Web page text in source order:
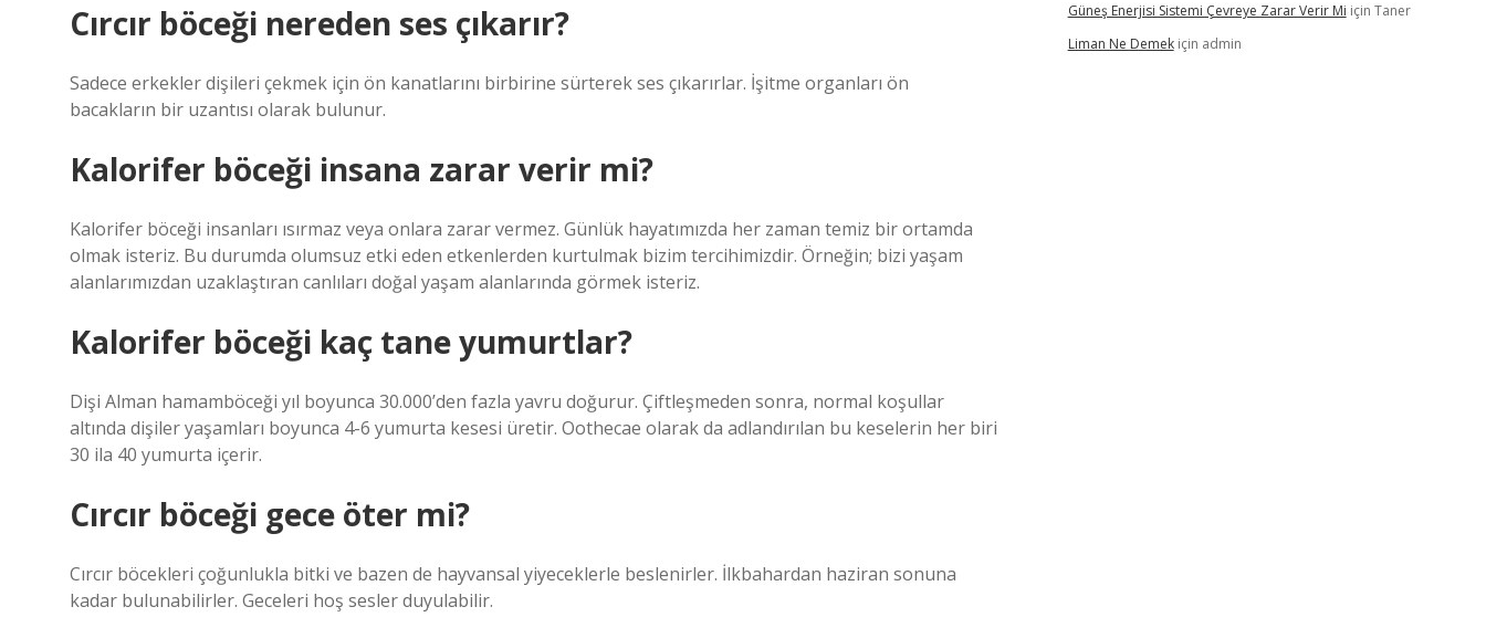
Cırcır böceği nereden ses çıkarır?
Sadece erkekler dişileri çekmek için ön kanatlarını birbirine sürterek ses çıkarırlar. İşitme organları ön
bacakların bir uzantısı olarak bulunur.
Kalorifer böceği insana zarar verir mi?
Kalorifer böceği insanları ısırmaz veya onlara zarar vermez. Günlük hayatımızda her zaman temiz bir ortamda
olmak isteriz. Bu durumda olumsuz etki eden etkenlerden kurtulmak bizim tercihimizdir. Örneğin; bizi yaşam
alanlarımızdan uzaklaştıran canlıları doğal yaşam alanlarında görmek isteriz.
Kalorifer böceği kaç tane yumurtlar?
Dişi Alman hamamböceği yıl boyunca 30.000’den fazla yavru doğurur. Çiftleşmeden sonra, normal koşullar
altında dişiler yaşamları boyunca 4-6 yumurta kesesi üretir. Oothecae olarak da adlandırılan bu keselerin her biri
30 ila 40 yumurta içerir.
Cırcır böceği gece öter mi?
Cırcır böcekleri çoğunlukla bitki ve bazen de hayvansal yiyeceklerle beslenirler. İlkbahardan haziran sonuna
kadar bulunabilirler. Geceleri hoş sesler duyulabilir.
Güneş Enerjisi Sistemi Çevreye Zarar Verir Mi için Taner
Liman Ne Demekiçin admin